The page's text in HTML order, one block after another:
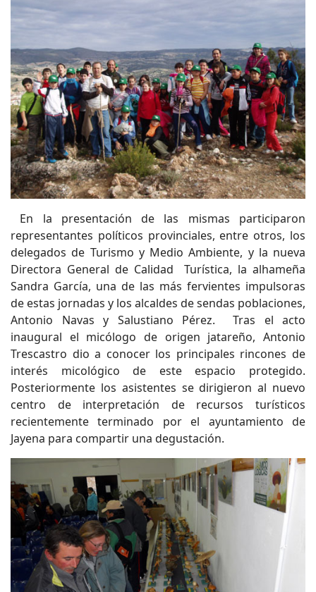
En la presentación de las mismas participaron
representantes políticos provinciales, entre otros, los
delegados de Turismo y Medio Ambiente, y la nueva
Directora General de Calidad Turística, la alhameña
Sandra García, una de las más fervientes impulsoras
de estas jornadas y los alcaldes de sendas poblaciones,
Antonio Navas y Salustiano Pérez. Tras el acto
inaugural el micólogo de origen jatareño, Antonio
Trescastro dio a conocer los principales rincones de
interés micológico de este espacio protegido.
Posteriormente los asistentes se dirigieron al nuevo
centro de interpretación de recursos turísticos
recientemente terminado por el ayuntamiento de
Jayena para compartir una degustación.